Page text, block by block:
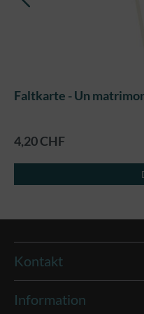
Faltkarte - Un
4,20 CHF
Kontakt
Information